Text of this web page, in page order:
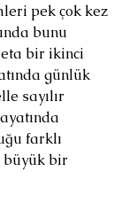
pek çok kez
bunu
bir ikinci
günlük
sayılır
farklı
büyük bir